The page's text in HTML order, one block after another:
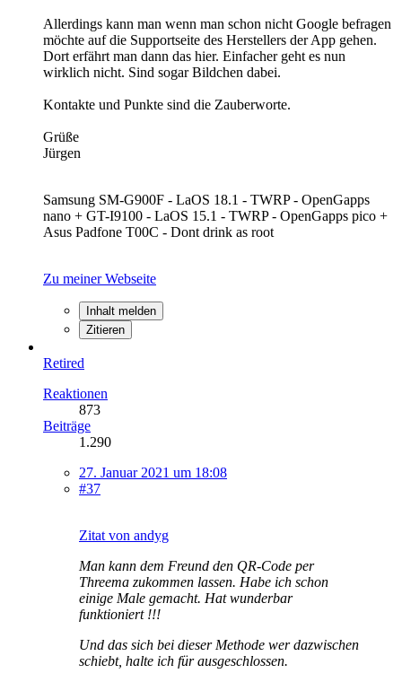
Allerdings kann man wenn man schon nicht Google befragen
möchte auf die Supportseite des Herstellers der App gehen.
Dort erfährt man dann das hier. Einfacher geht es nun
wirklich nicht. Sind sogar Bildchen dabei.
Kontakte und Punkte sind die Zauberworte.
Grüße
Jürgen
Samsung SM-G900F - LaOS 18.1 - TWRP - OpenGapps
nano + GT-I9100 - LaOS 15.1 - TWRP - OpenGapps pico +
Asus Padfone T00C - Dont drink as root
Zu meiner Webseite
Inhalt melden
Zitieren
Retired
Reaktionen
873
Beiträge
1.290
27. Januar 2021 um 18:08
#37
Zitat von andyg
Man kann dem Freund den QR-Code per
Threema zukommen lassen. Habe ich schon
einige Male gemacht. Hat wunderbar
funktioniert !!!
Und das sich bei dieser Methode wer dazwischen
schiebt, halte ich für ausgeschlossen.